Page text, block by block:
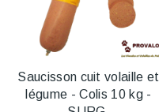
Saucisson cuit volaille et
légume - Colis 10 kg -